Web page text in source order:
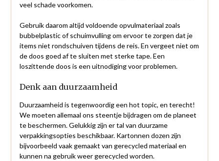
veel schade voorkomen.
Gebruik daarom altijd voldoende opvulmateriaal zoals
bubbelplastic of schuimvulling om ervoor te zorgen dat je
items niet rondschuiven tijdens de reis. En vergeet niet om
de doos goed af te sluiten met sterke tape. Een
loszittende doos is een uitnodiging voor problemen.
Denk aan duurzaamheid
Duurzaamheid is tegenwoordig een hot topic, en terecht!
We moeten allemaal ons steentje bijdragen om de planeet
te beschermen. Gelukkig zijn er tal van duurzame
verpakkingsopties beschikbaar. Kartonnen dozen zijn
bijvoorbeeld vaak gemaakt van gerecycled materiaal en
kunnen na gebruik weer gerecycled worden.